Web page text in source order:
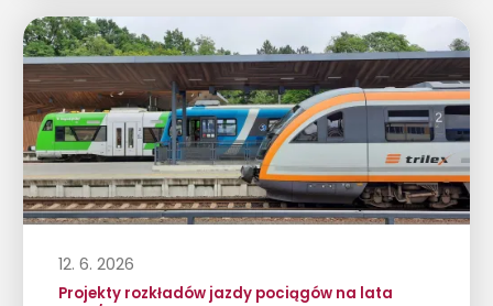
12. 6. 2026
Projekty rozkładów jazdy pociągów na lata